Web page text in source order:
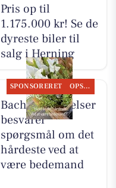
Pris op til
1.175.000 kr! Se de
dyreste biler til
salg i Herning
SPONSORERET OPSLAGSTAVLEN
Bachs Begravelser
besvarer
spørgsmål om det
hårdeste ved at
være bedemand